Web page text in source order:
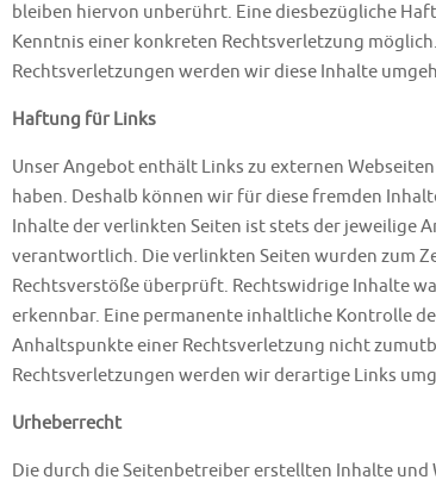
bleiben hiervon unberührt. Eine diesbezügliche
Kenntnis einer konkreten Rechtsverletzung
Rechtsverletzungen werden wir diese Inhalte
Haftung für Links
Unser Angebot enthält Links zu externen
haben. Deshalb können wir für diese fremden
Inhalte der verlinkten Seiten ist stets der jeweilige
verantwortlich. Die verlinkten Seiten wurden zum
Rechtsverstöße überprüft. Rechtswidrige Inhalte
erkennbar. Eine permanente inhaltliche Kontrolle
Anhaltspunkte einer Rechtsverletzung nicht
Rechtsverletzungen werden wir derartige Links
Urheberrecht
Die durch die Seitenbetreiber erstellten Inhalte